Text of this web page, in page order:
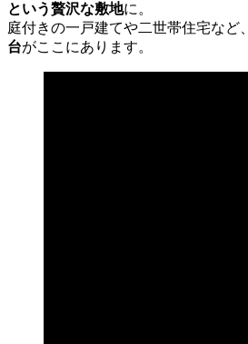
という贅沢な敷地に。
庭付きの一戸建てや二世帯住宅など、
台がここにあります。